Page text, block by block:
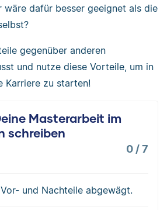
wäre dafür besser geeignet als die
gegenüber anderen
und nutze diese Vorteile, um in
Karriere zu starten!
Masterarbeit im
schreiben
0 /7
und Nachteile abgewägt.